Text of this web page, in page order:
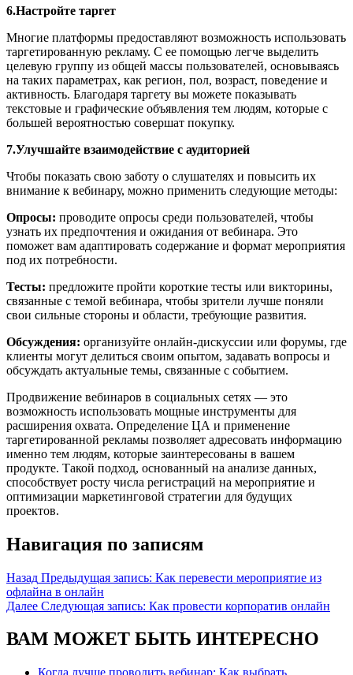
6.Настройте таргет
Многие платформы предоставляют возможность использовать
таргетированную рекламу. С ее помощью легче выделить
целевую группу из общей массы пользователей, основываясь
на таких параметрах, как регион, пол, возраст, поведение и
активность. Благодаря таргету вы можете показывать
текстовые и графические объявления тем людям, которые с
большей вероятностью совершат покупку.
7.Улучшайте взаимодействие с аудиторией
Чтобы показать свою заботу о слушателях и повысить их
внимание к вебинару, можно применить следующие методы:
Опросы: проводите опросы среди пользователей, чтобы
узнать их предпочтения и ожидания от вебинара. Это
поможет вам адаптировать содержание и формат мероприятия
под их потребности.
Тесты: предложите пройти короткие тесты или викторины,
связанные с темой вебинара, чтобы зрители лучше поняли
свои сильные стороны и области, требующие развития.
Обсуждения: организуйте онлайн-дискуссии или форумы, где
клиенты могут делиться своим опытом, задавать вопросы и
обсуждать актуальные темы, связанные с событием.
Продвижение вебинаров в социальных сетях — это
возможность использовать мощные инструменты для
расширения охвата. Определение ЦА и применение
таргетированной рекламы позволяет адресовать информацию
именно тем людям, которые заинтересованы в вашем
продукте. Такой подход, основанный на анализе данных,
способствует росту числа регистраций на мероприятие и
оптимизации маркетинговой стратегии для будущих
проектов.
Навигация по записям
Назад Предыдущая запись: Как перевести мероприятие из
офлайна в онлайн
Далее Следующая запись: Как провести корпоратив онлайн
ВАМ МОЖЕТ БЫТЬ ИНТЕРЕСНО